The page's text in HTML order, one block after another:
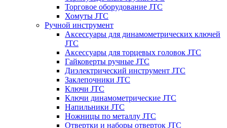
Торговое оборудование JTC
Хомуты JTC
Ручной инструмент
Аксессуары для динамометрических ключей
JTC
Аксессуары для торцевых головок JTC
Гайковерты ручные JTC
Диэлектрический инструмент JTC
Заклепочники JTC
Ключи JTC
Ключи динамометрические JTC
Напильники JTC
Ножницы по металлу JTC
Отвертки и наборы отверток JTC